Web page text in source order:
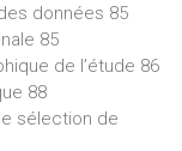
données 85
85
de l’étude 86
88
sélection de